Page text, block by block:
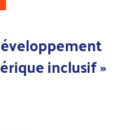
inclusif »